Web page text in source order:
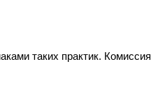
таких практик. Комиссия